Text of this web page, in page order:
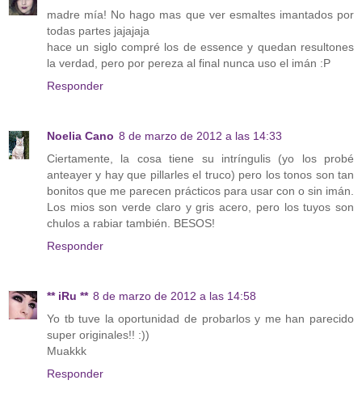
madre mía! No hago mas que ver esmaltes imantados por
todas partes jajajaja
hace un siglo compré los de essence y quedan resultones
la verdad, pero por pereza al final nunca uso el imán :P
Responder
Noelia Cano 8 de marzo de 2012 a las 14:33
Ciertamente, la cosa tiene su intríngulis (yo los probé
anteayer y hay que pillarles el truco) pero los tonos son tan
bonitos que me parecen prácticos para usar con o sin imán.
Los mios son verde claro y gris acero, pero los tuyos son
chulos a rabiar también. BESOS!
Responder
** iRu ** 8 de marzo de 2012 a las 14:58
Yo tb tuve la oportunidad de probarlos y me han parecido
super originales!! :))
Muakkk
Responder